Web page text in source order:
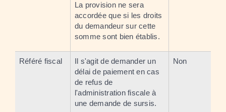
La provision ne sera
accordée que si les droits
du demandeur sur cette
somme sont bien établis.
Référé fiscal
Il s'agit de demander un
délai de paiement en cas
de refus de
l'administration fiscale à
une demande de sursis.
Non